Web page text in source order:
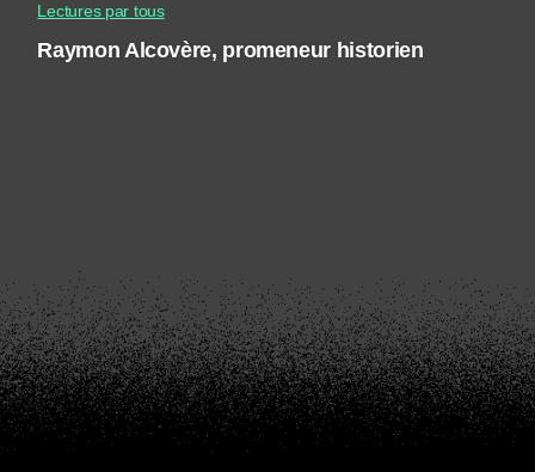
Lectures par tous
Raymon Alcovère, promeneur historien